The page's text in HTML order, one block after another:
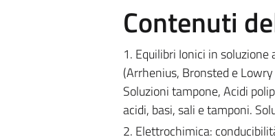
Contenuti
1. Equilibri Ionici in soluzione
(Arrhenius, Bronsted e
Soluzioni tampone, Acidi
acidi, basi, sali e tamponi.
2. Elettrochimica: